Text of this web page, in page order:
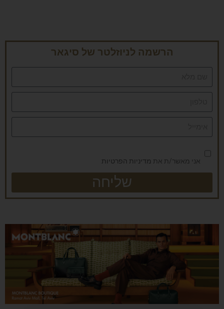
הרשמה לניוזלטר של סיגאר
אני מאשר/ת את מדיניות הפרטיות
שליחה